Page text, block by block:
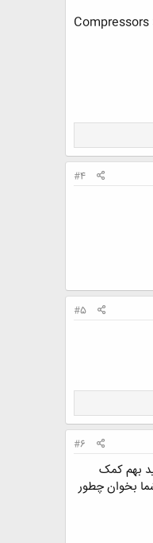
Compressors
#4
#5
#6
بهم کمک
از شما بخوان چطور